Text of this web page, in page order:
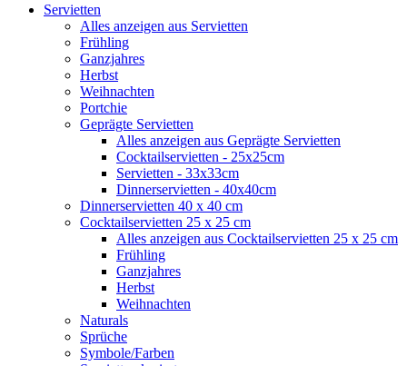
Servietten
Alles anzeigen aus Servietten
Frühling
Ganzjahres
Herbst
Weihnachten
Portchie
Geprägte Servietten
Alles anzeigen aus Geprägte Servietten
Cocktailservietten - 25x25cm
Servietten - 33x33cm
Dinnerservietten - 40x40cm
Dinnerservietten 40 x 40 cm
Cocktailservietten 25 x 25 cm
Alles anzeigen aus Cocktailservietten 25 x 25 cm
Frühling
Ganzjahres
Herbst
Weihnachten
Naturals
Sprüche
Symbole/Farben